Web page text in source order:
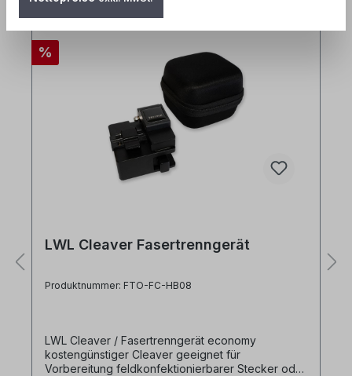
%
LWL Cleaver Fasertrenngerät
Produktnummer: FTO-FC-HB08
LWL Cleaver / Fasertrenngerät economy
kostengünstiger Cleaver geeignet für
Vorbereitung feldkonfektionierbarer Stecker oder